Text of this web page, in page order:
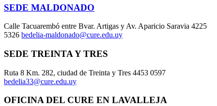
SEDE MALDONADO
Calle Tacuarembó entre Bvar. Artigas y Av. Aparicio Saravia 4225
5326 bedelia-maldonado@cure.edu.uy
SEDE TREINTA Y TRES
Ruta 8 Km. 282, ciudad de Treinta y Tres 4453 0597
bedelia33@cure.edu.uy
OFICINA DEL CURE EN LAVALLEJA